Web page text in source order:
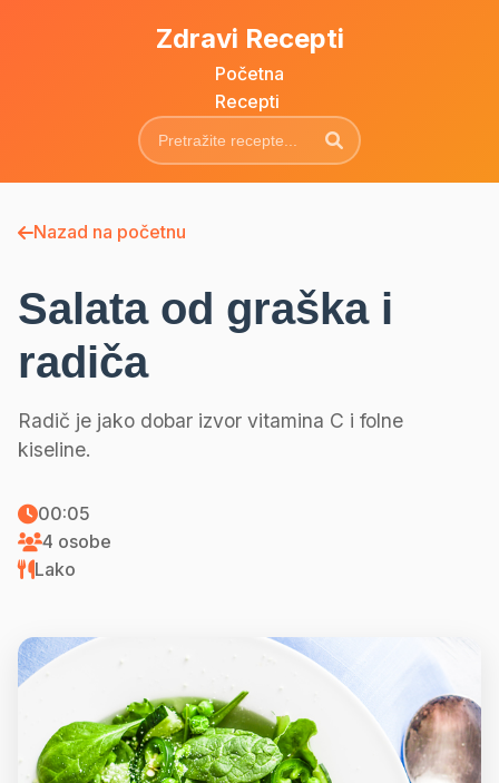
Zdravi Recepti
Početna
Recepti
Nazad na početnu
Salata od graška i
radiča
Radič je jako dobar izvor vitamina C i folne
kiseline.
00:05
4 osobe
Lako